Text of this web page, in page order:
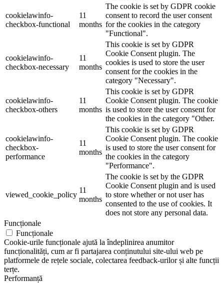
cookielawinfo-
checkbox-functional
11
months
The cookie is set by GDPR cookie
consent to record the user consent
for the cookies in the category
"Functional".
cookielawinfo-
checkbox-necessary
11
months
This cookie is set by GDPR
Cookie Consent plugin. The
cookies is used to store the user
consent for the cookies in the
category "Necessary".
cookielawinfo-
checkbox-others
11
months
This cookie is set by GDPR
Cookie Consent plugin. The cookie
is used to store the user consent for
the cookies in the category "Other.
cookielawinfo-
checkbox-
performance
11
months
This cookie is set by GDPR
Cookie Consent plugin. The cookie
is used to store the user consent for
the cookies in the category
"Performance".
viewed_cookie_policy
11
months
The cookie is set by the GDPR
Cookie Consent plugin and is used
to store whether or not user has
consented to the use of cookies. It
does not store any personal data.
Funcționale
Funcționale
Cookie-urile funcționale ajută la îndeplinirea anumitor
funcționalități, cum ar fi partajarea conținutului site-ului web pe
platformele de rețele sociale, colectarea feedback-urilor și alte funcții
terțe.
Performanță